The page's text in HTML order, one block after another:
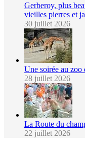
Gerberoy, plus
vieilles pierres et
30 juillet 2026
Une soirée au zoo
28 juillet 2026
La Route du
22 juillet 2026